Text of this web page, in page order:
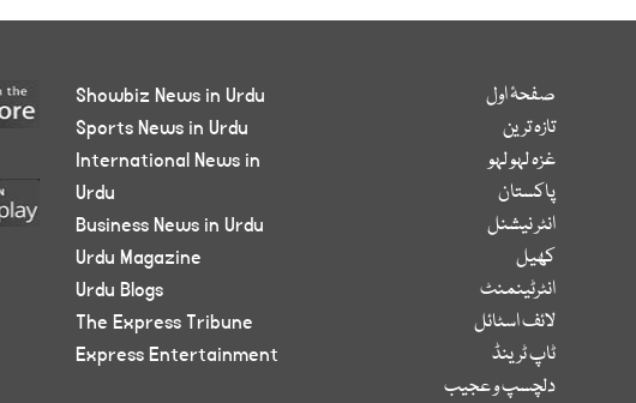
صفحۂ اول
تازہ ترین
غزہ لہو لہو
پاکستان
انٹر نیشنل
کھیل
انٹرٹینمنٹ
لائف اسٹائل
ٹاپ ٹرینڈ
دلچسپ و عجیب
Showbiz News in Urdu
Sports News in Urdu
International News in
Urdu
Business News in Urdu
Urdu Magazine
Urdu Blogs
The Express Tribune
Express Entertainment